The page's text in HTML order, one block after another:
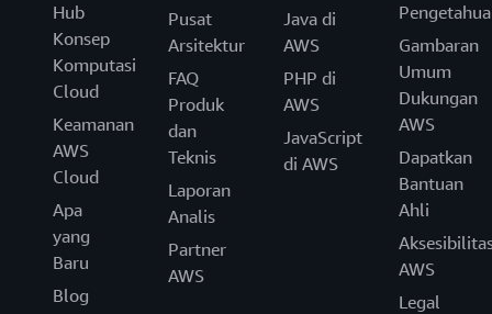
Hub
Konsep
Komputasi
Cloud
Keamanan
AWS
Cloud
Apa
yang
Baru
Blog
Pusat
Arsitektur
FAQ
Produk
dan
Teknis
Laporan
Analis
Partner
AWS
Java di
AWS
PHP di
AWS
JavaScript
di AWS
Gambaran
Umum
Dukungan
AWS
Dapatkan
Bantuan
Ahli
AWS
Legal